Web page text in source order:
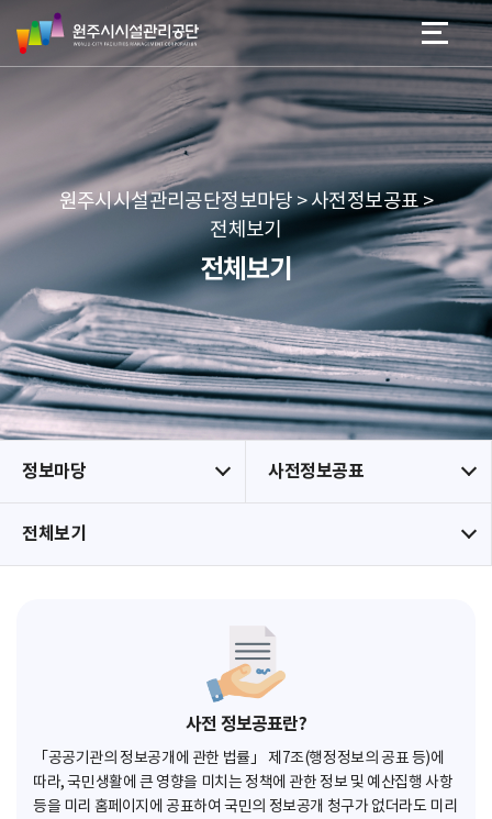
네
본문 바로가기
메뉴 바로가기
원
주
시
리
공
단
원주시시설관리공단정보마당 > 사전정보공표 >
전체보기
전체보기
정보마당 사전정보공표
전체보기
사전 정보공표란?
「공공기관의 정보공개에 관한 법률」 제7조(행정정보의 공표 등)에
따라, 국민생활에 큰 영향을 미치는 정책에 관한 정보 및 예산집행 사항
등을 미리 홈페이지에 공표하여 국민의 정보공개 청구가 없더라도 미리